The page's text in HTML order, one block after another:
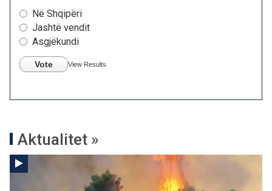
Në Shqipëri
Jashtë vendit
Asgjëkundi
Vote View Results
Aktualitet »